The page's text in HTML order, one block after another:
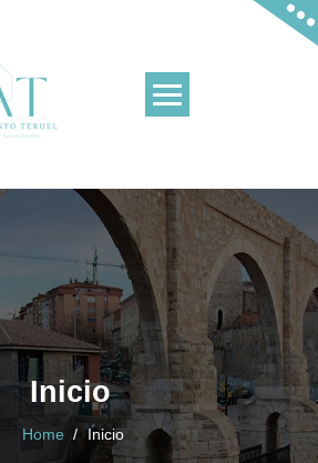
en Teruel y en La Puebla de
Inicio
Home / Inicio